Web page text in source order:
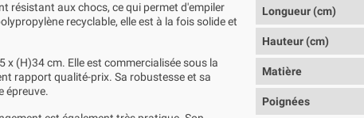
résistant aux chocs, ce qui permet d'empiler
recyclable, elle est à la fois solide et
(H)34 cm. Elle est commercialisée sous la
rapport qualité-prix. Sa robustesse et sa
épreuve.
Longueur (cm)
Hauteur (cm)
Matière
Poignées